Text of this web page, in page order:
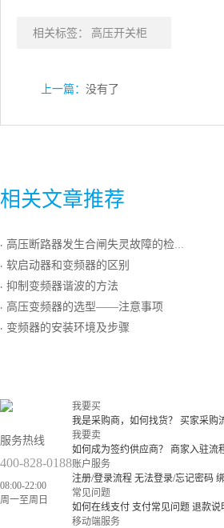
相关标签： 高压开关柜
上一篇： 没有了
相关文章推荐
· 高压断路器发生合闸失灵故障的检查与处理
· 软启动器和变频器的区别
· 抑制变频器谐波的方法
· 高压变频器的选型——注意事项
· 变频器的安装环境及步骤
服务热线
400-828-0188
08:00-22:00
周一至周日
我要买
我是采购商，如何找货？
买家采购
我要卖
如何成为签约供应商？
商家入驻流
账户服务
注册/登录流程 无法登录/忘记密码
常见问题
如何在线支付 支付常见问题 退款说
移动端服务